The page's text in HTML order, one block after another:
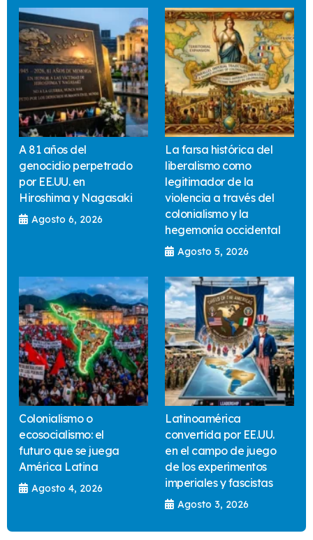
A 81 años del
genocidio perpetrado
por EE.UU. en
Hiroshima y Nagasaki
Agosto 6, 2026
La farsa histórica del
liberalismo como
legitimador de la
violencia a través del
colonialismo y la
hegemonía occidental
Agosto 5, 2026
Colonialismo o
ecosocialismo: el
futuro que se juega
América Latina
Agosto 4, 2026
Latinoamérica
convertida por EE.UU.
en el campo de juego
de los experimentos
imperiales y fascistas
Agosto 3, 2026